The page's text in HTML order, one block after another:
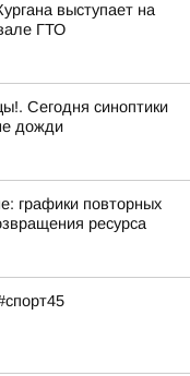
выступает на
ГТО
Сегодня синоптики
дожди
графики повторных
ресурса